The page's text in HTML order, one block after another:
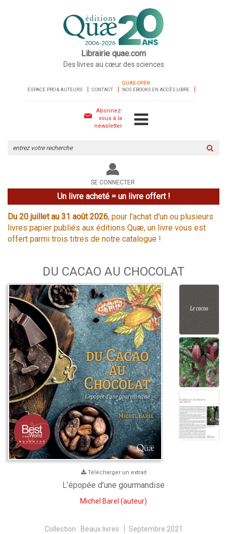
Librairie quae.com
Des livres au cœur des sciences
ESPACE PRO & AUTEURS CONTACT
QUAE-OPEN
NOS EBOOKS EN ACCÈS LIBRE
Abonnez-
vous à la
newsletter
le
site
SE CONNECTER
Un livre acheté = un livre offert !
Du 20 juillet au 31 août 2026, pour l'achat d'un ou plusieurs
livres papier publiés aux éditions Quæ, un livre vous est
offert parmi trois titres de notre catalogue !
DU CACAO AU CHOCOLAT
Télécharger un extrait
L’épopée d’une gourmandise
Michel Barel (auteur)
Collection : Beaux livres
Septembre 2021